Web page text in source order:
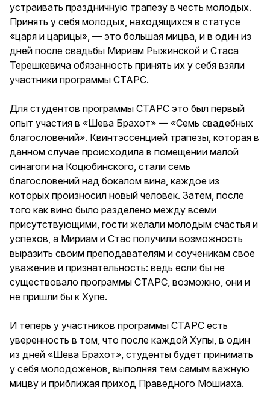
устраивать праздничную трапезу в честь молодых.
Принять у себя молодых, находящихся в статусе
«царя и царицы», — это большая мицва, и в один из
дней после свадьбы Мириам Рыжинской и Стаса
Терешкевича обязанность принять их у себя взяли
участники программы СТАРС.
Для студентов программы СТАРС это был первый
опыт участия в «Шева Брахот» — «Семь свадебных
благословений». Квинтэссенцией трапезы, которая в
данном случае происходила в помещении малой
синагоги на Коцюбинского, стали семь
благословений над бокалом вина, каждое из
которых произносил новый человек. Затем, после
того как вино было разделено между всеми
присутствующими, гости желали молодым счастья и
успехов, а Мириам и Стас получили возможность
выразить своим преподавателям и соученикам свое
уважение и признательность: ведь если бы не
существовало программы СТАРС, возможно, они и
не пришли бы к Хупе.
И теперь у участников программы СТАРС есть
уверенность в том, что после каждой Хупы, в один
из дней «Шева Брахот», студенты будет принимать
у себя молодоженов, выполняя тем самым важную
мицву и приближая приход Праведного Мошиаха.